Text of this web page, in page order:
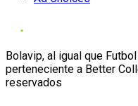
Bolavip, al igual que
perteneciente a Better
reservados